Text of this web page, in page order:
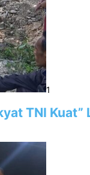
1
TNI Kuat”